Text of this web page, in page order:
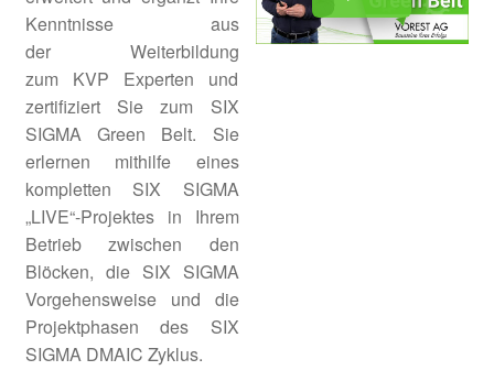
KVP Manager Seminar
KVP Grundlagen & Methoden
KVP Coach
KVP Experte
Upgrade KVP Experte – SIX
SIGMA Green Belt
Kostenloser E-Learning Kurs
Arbeitsanweisungen erstellen
Kenntnisse aus
der Weiterbildung
zum KVP Experten und
zertifiziert Sie zum SIX
SIGMA Green Belt. Sie
erlernen mithilfe eines
kompletten SIX SIGMA
„LIVE“-Projektes in Ihrem
Betrieb zwischen den
Blöcken, die SIX SIGMA
Vorgehensweise und die
Projektphasen des SIX
SIGMA DMAIC Zyklus.